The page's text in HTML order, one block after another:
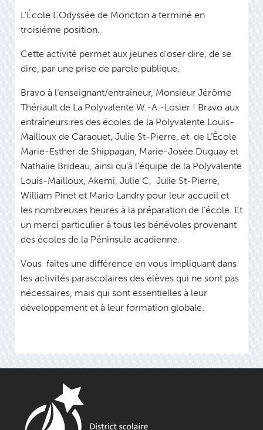
L’École L’Odyssée de Moncton a terminé en
troisième position.
Cette activité permet aux jeunes d’oser dire, de se
dire, par une prise de parole publique.
Bravo à l’enseignant/entraîneur, Monsieur Jérôme
Thériault de La Polyvalente W.-A.-Losier ! Bravo aux
entraîneurs.res des écoles de la Polyvalente Louis-
Mailloux de Caraquet, Julie St-Pierre, et de L’École
Marie-Esther de Shippagan, Marie-Josée Duguay et
Nathalie Brideau, ainsi qu’à l’équipe de la Polyvalente
Louis-Mailloux, Akemi, Julie C, Julie St-Pierre,
William Pinet et Mario Landry pour leur accueil et
les nombreuses heures à la préparation de l’école. Et
un merci particulier à tous les bénévoles provenant
des écoles de la Péninsule acadienne.
Vous faites une différence en vous impliquant dans
les activités parascolaires des élèves qui ne sont pas
nécessaires, mais qui sont essentielles à leur
développement et à leur formation globale.